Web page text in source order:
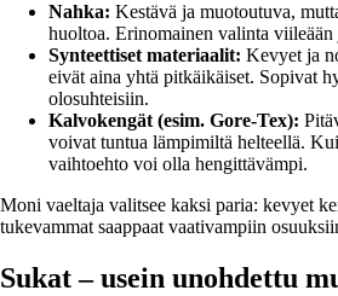
Nahka: Kestävä ja muotoutuva,
huoltoa. Erinomainen valinta viileään
Synteettiset materiaalit: Kevyet ja
eivät aina yhtä pitkäikäiset. Sopivat
olosuhteisiin.
Kalvokengät (esim. Gore-Tex):
voivat tuntua lämpimiltä helteellä.
vaihtoehto voi olla hengittävämpi.
Moni vaeltaja valitsee kaksi paria: kevyet
tukevammat saappaat vaativampiin
Sukat – usein unohdettu